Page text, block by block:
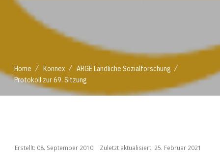
Home / Konnex / ARGE Ländliche Sozialforschung /
Protokoll zur 69. Sitzung
Erstellt: 08. September 2010 Zuletzt aktualisiert: 25. Februar 2021